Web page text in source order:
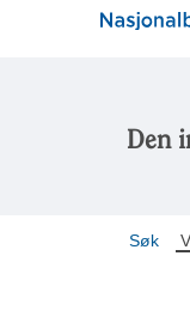
Den
Søk